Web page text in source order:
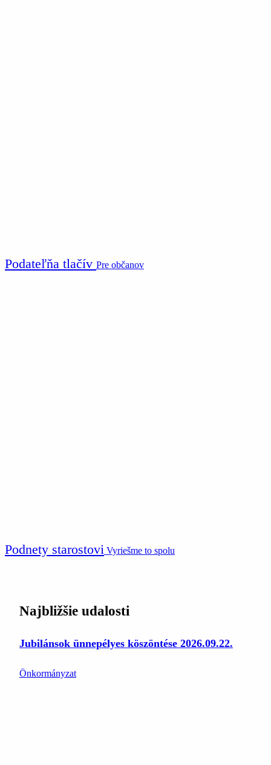
Podateľňa tlačív Pre občanov
Podnety starostovi Vyriešme to spolu
Najbližšie udalosti
Jubilánsok ünnepélyes köszöntése 2026.09.22.
Önkormányzat